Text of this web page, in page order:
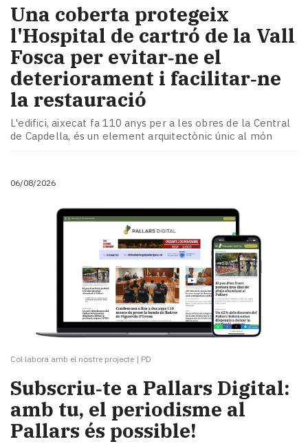
Una coberta protegeix
l'Hospital de cartró de la Vall
Fosca per evitar‑ne el
deteriorament i facilitar‑ne
la restauració
L'edifici, aixecat fa 110 anys per a les obres de la Central
de Capdella, és un element arquitectònic únic al món
06/08/2026
Col·labora amb el nostre projecte | PD
Subscriu‑te a Pallars Digital:
amb tu, el periodisme al
Pallars és possible!